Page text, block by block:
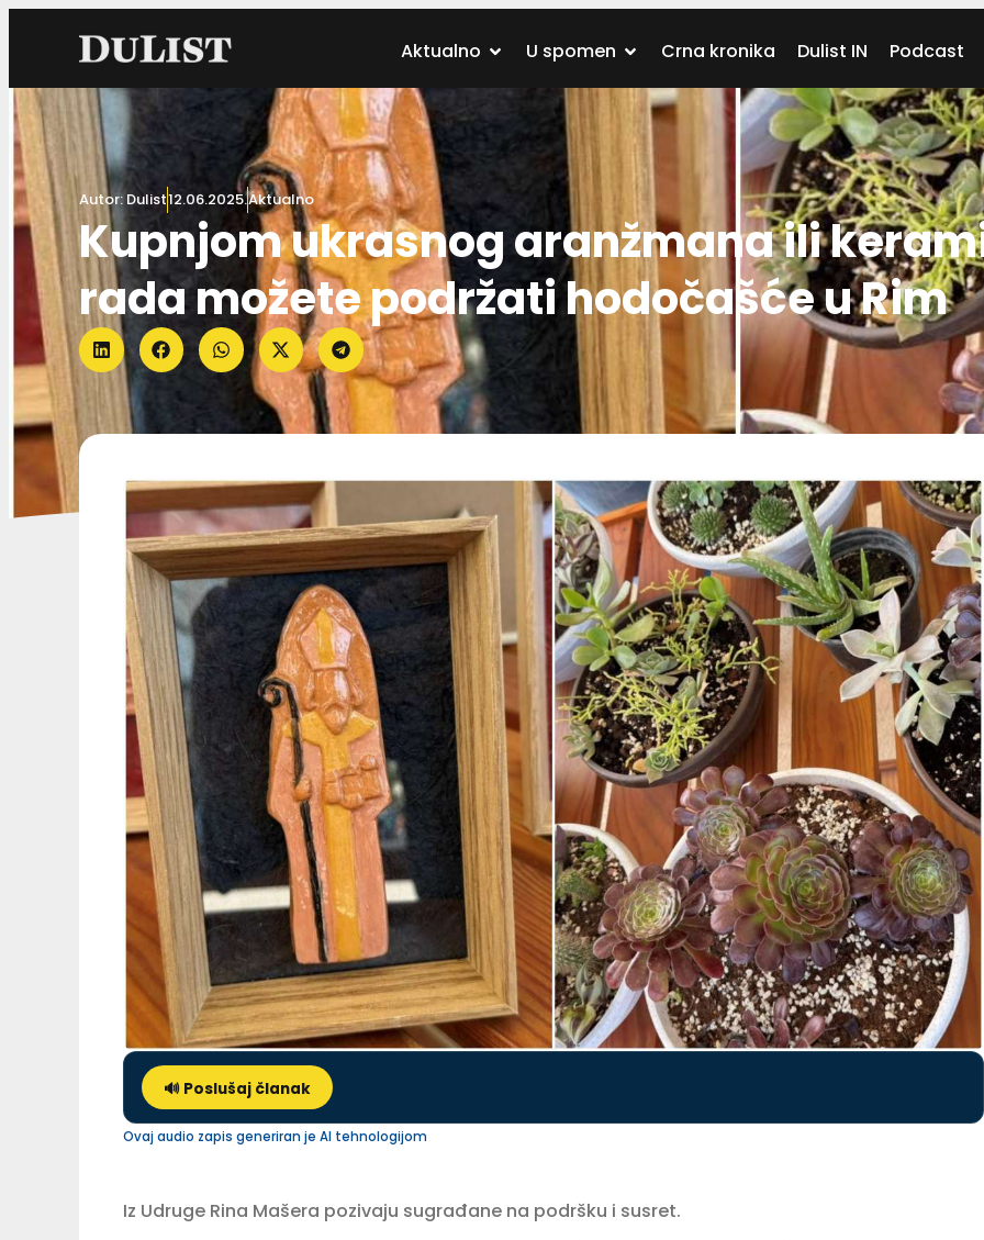
Aktualno U spomen Crna kronika Dulist IN Podcast
Autor: Dulist12.06.2025.Aktualno
Kupnjom ukrasnog aranžmana ili
rada možete podržati hodočašće u Rim
🔊 Poslušaj članak
Ovaj audio zapis generiran je AI tehnologijom
Iz Udruge Rina Mašera pozivaju sugrađane na podršku i susret.